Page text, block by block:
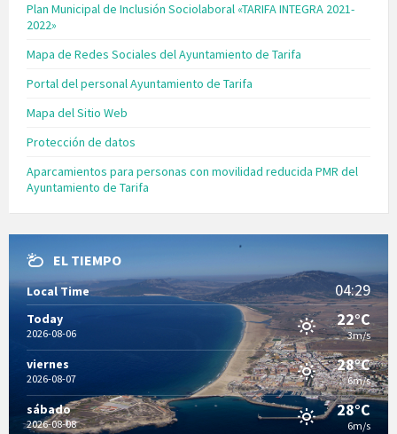
Plan Municipal de Inclusión Sociolaboral «TARIFA INTEGRA 2021-
2022»
Mapa de Redes Sociales del Ayuntamiento de Tarifa
Portal del personal Ayuntamiento de Tarifa
Mapa del Sitio Web
Protección de datos
Aparcamientos para personas con movilidad reducida PMR del
Ayuntamiento de Tarifa
EL TIEMPO
Local Time 04:29
Today
2026-08-06
22°C
3m/s
viernes
2026-08-07
28°C
6m/s
sábado
2026-08-08
28°C
6m/s